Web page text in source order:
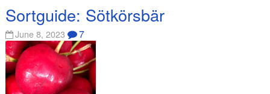
Sortguide: Sötkörsbär
June 8, 2023 7